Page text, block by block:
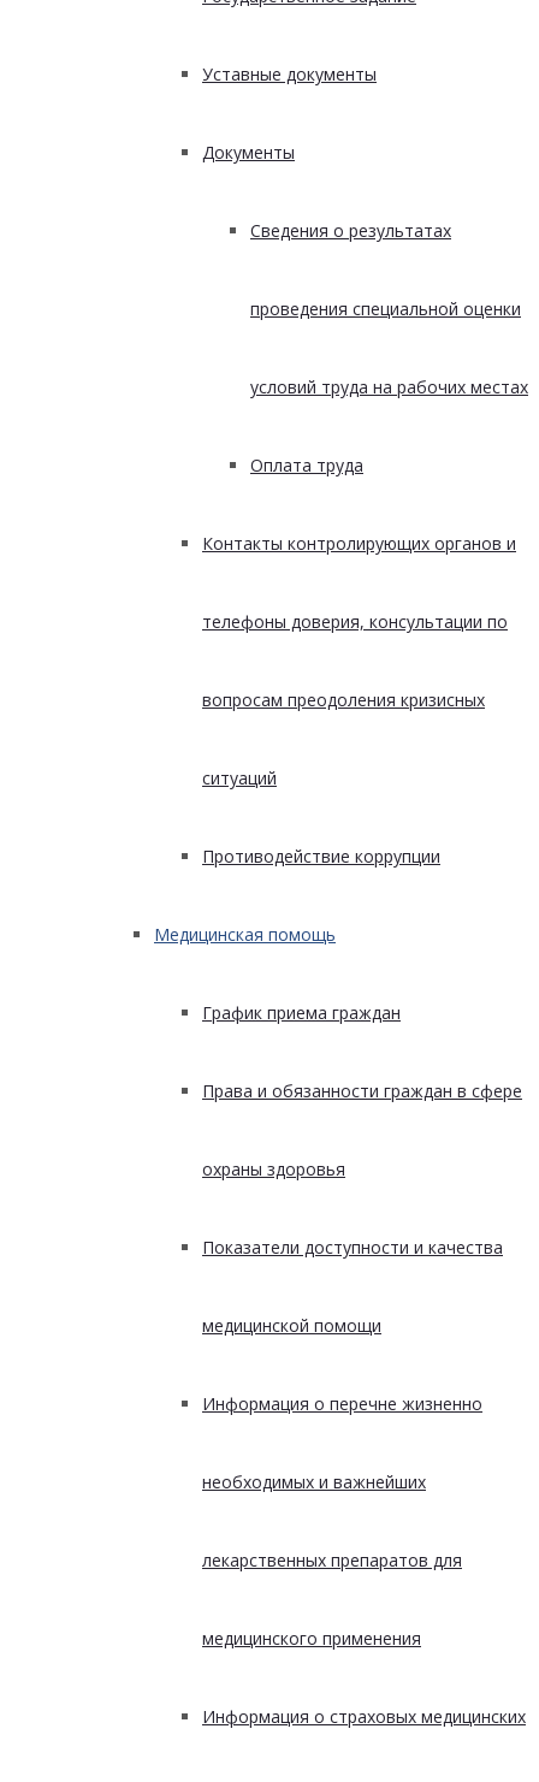
Уставные документы
Документы
Сведения о результатах
проведения специальной оценки
условий труда на рабочих местах
Оплата труда
Контакты контролирующих органов и
телефоны доверия, консультации по
вопросам преодоления кризисных
ситуаций
Противодействие коррупции
Медицинская помощь
График приема граждан
Права и обязанности граждан в сфере
охраны здоровья
Показатели доступности и качества
медицинской помощи
Информация о перечне жизненно
необходимых и важнейших
лекарственных препаратов для
медицинского применения
Информация о страховых медицинских